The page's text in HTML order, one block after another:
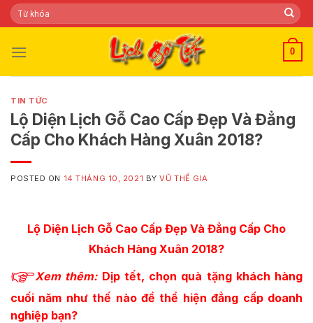
Skip
to
Tìm
kiếm:
0
TIN TỨC
Lộ Diện Lịch Gỗ Cao Cấp Đẹp Và Đẳng
Cấp Cho Khách Hàng Xuân 2018?
POSTED ON 14 THÁNG 10, 2021 BYVŨ THẾ GIA
Lộ Diện Lịch Gỗ Cao Cấp Đẹp Và Đẳng Cấp Cho
Khách Hàng Xuân 2018?
Xem thêm: Dịp tết, chọn quà tặng khách hàng
cuối năm như thế nào để thể hiện đẳng cấp doanh
nghiệp bạn?